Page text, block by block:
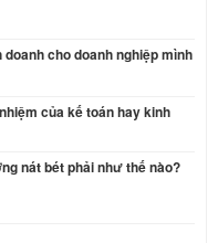
cho doanh nghiệp mình
của kế toán hay kinh
nát bét phải như thế nào?